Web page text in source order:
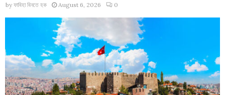
by ফাবিহা বিনতে হক August 6, 2026 0